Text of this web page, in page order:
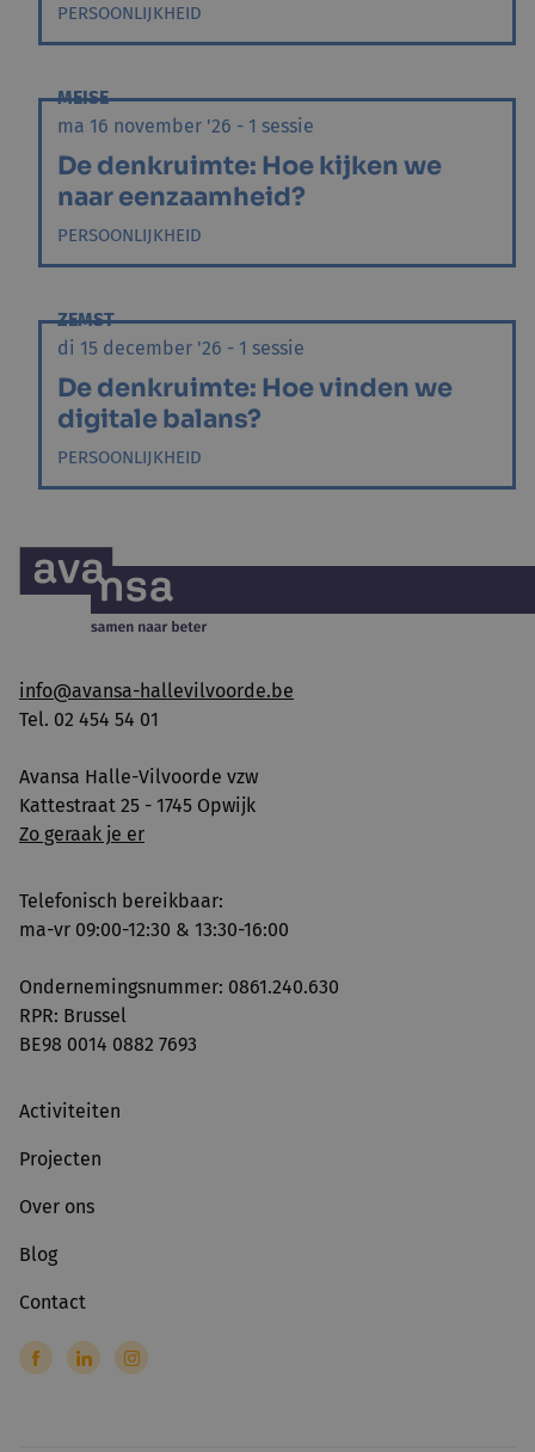
PERSOONLIJKHEID
MEISE
ma 16 november '26 - 1 sessie
De denkruimte: Hoe kijken we
naar eenzaamheid?
PERSOONLIJKHEID
ZEMST
di 15 december '26 - 1 sessie
De denkruimte: Hoe vinden we
digitale balans?
PERSOONLIJKHEID
info@avansa-hallevilvoorde.be
Tel. 02 454 54 01
Avansa Halle-Vilvoorde vzw
Kattestraat 25 - 1745 Opwijk
Zo geraak je er
Telefonisch bereikbaar:
ma-vr 09:00-12:30 & 13:30-16:00
Ondernemingsnummer: 0861.240.630
RPR: Brussel
BE98 0014 0882 7693
Activiteiten
Projecten
Over ons
Blog
Contact